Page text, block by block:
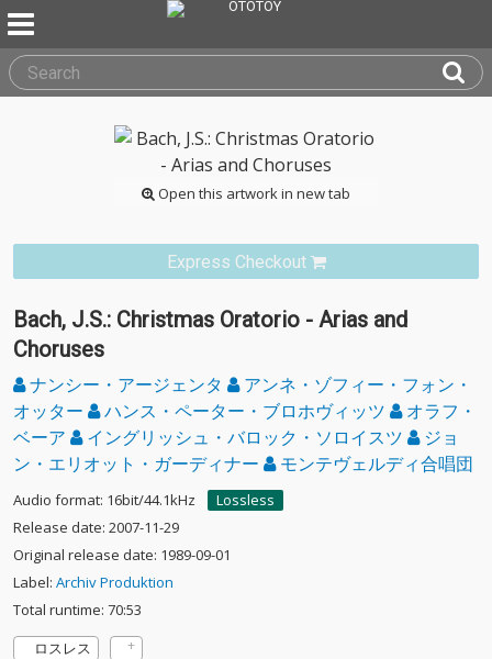
Open this artwork in new tab
Express Checkout
Bach, J.S.: Christmas Oratorio - Arias and
Choruses
ナンシー・アージェンタ
アンネ・ゾフィー・フォン・
オッター
ハンス・ペーター・ブロホヴィッツ
オラフ・
ベーア
イングリッシュ・バロック・ソロイスツ
ジョ
ン・エリオット・ガーディナー
モンテヴェルディ合唱団
Audio format: 16bit/44.1kHz
Lossless
Release date: 2007-11-29
Original release date: 1989-09-01
Label: Archiv Produktion
Total runtime: 70:53
ロスレス